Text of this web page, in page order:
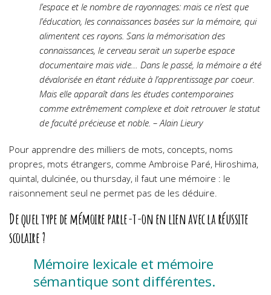
l’espace et le nombre de rayonnages: mais ce n’est que
l’éducation, les connaissances basées sur la mémoire, qui
alimentent ces rayons. Sans la mémorisation des
connaissances, le cerveau serait un superbe espace
documentaire mais vide… Dans le passé, la mémoire a été
dévalorisée en étant réduite à l’apprentissage par coeur.
Mais elle apparaît dans les études contemporaines
comme extrêmement complexe et doit retrouver le statut
de faculté précieuse et noble. – Alain Lieury
Pour apprendre des milliers de mots, concepts, noms
propres, mots étrangers, comme Ambroise Paré, Hiroshima,
quintal, dulcinée, ou thursday, il faut une mémoire : le
raisonnement seul ne permet pas de les déduire.
De quel type de mémoire parle-t-on en lien avec la réussite
scolaire ?
Mémoire lexicale et mémoire
sémantique sont différentes.